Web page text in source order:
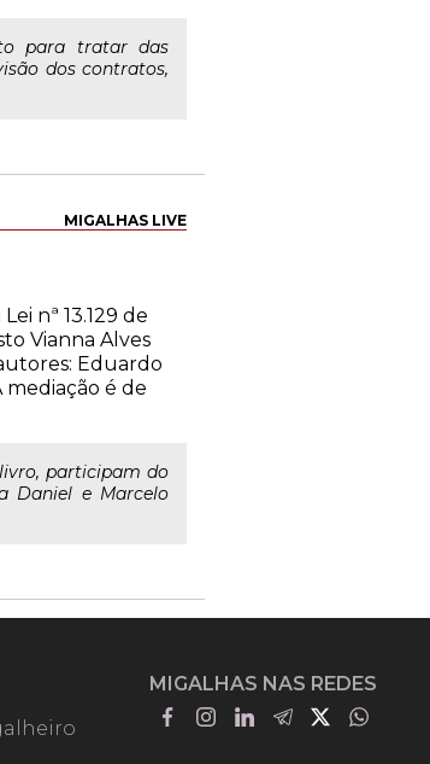
para tratar das
dos contratos,
MIGALHAS LIVE
nª 13.129 de
Vianna Alves
Eduardo
mediação é de
participam do
Daniel e Marcelo
MIGALHAS NAS REDES